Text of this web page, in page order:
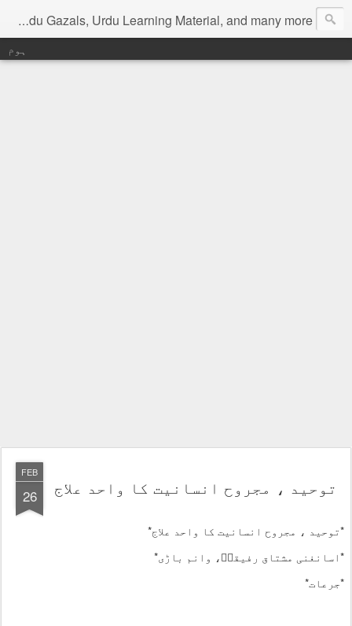
Digital Urdu Magazine to represent Urdu Literature, Urdu News, Health related materials, various function news of Urdu, Beauty tips, Kitchen tips, Urdu Poetry, Urdu Gazals, Urdu Learning Material, and many more.
ہوم
FEB
26 توحید ، مجروح انسانیت کا واحد علاج
*توحید ، مجروح انسانیت کا واحد علاج*
*اسانغنی مشتاق رفیقیؔ، وانم باڑی*
*جرعات*